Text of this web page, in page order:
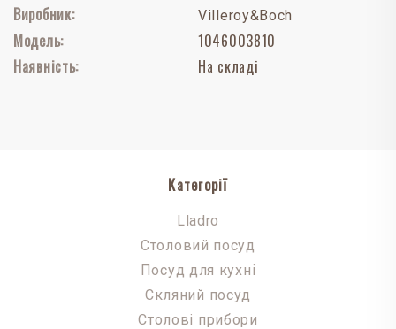
Виробник:
Villeroy&Boch
Модель:
1046003810
Наявність:
На складі
Категорії
Lladro
Столовий посуд
Посуд для кухні
Скляний посуд
Столові прибори